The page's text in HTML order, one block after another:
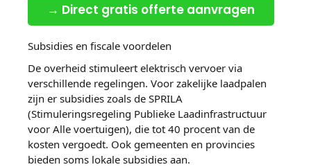
→ Direct gratis offerte aanvragen
Subsidies en fiscale voordelen
De overheid stimuleert elektrisch vervoer via
verschillende regelingen. Voor zakelijke laadpalen
zijn er subsidies zoals de SPRILA
(Stimuleringsregeling Publieke Laadinfrastructuur
voor Alle voertuigen), die tot 40 procent van de
kosten vergoedt. Ook gemeenten en provincies
bieden soms lokale subsidies aan.